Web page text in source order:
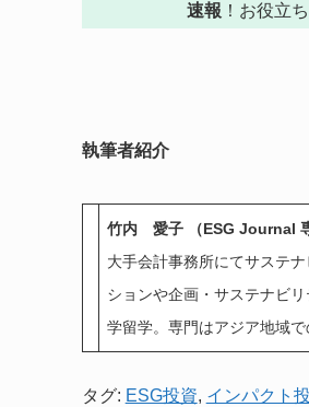
速報 ！お役立ち
執筆者紹介
竹内 愛子 （ESG Journal 専
大手会計事務所にてサステ
ションや企画・サステナビ
学留学。専門はアジア地域
タグ: ESG投資, インパクト